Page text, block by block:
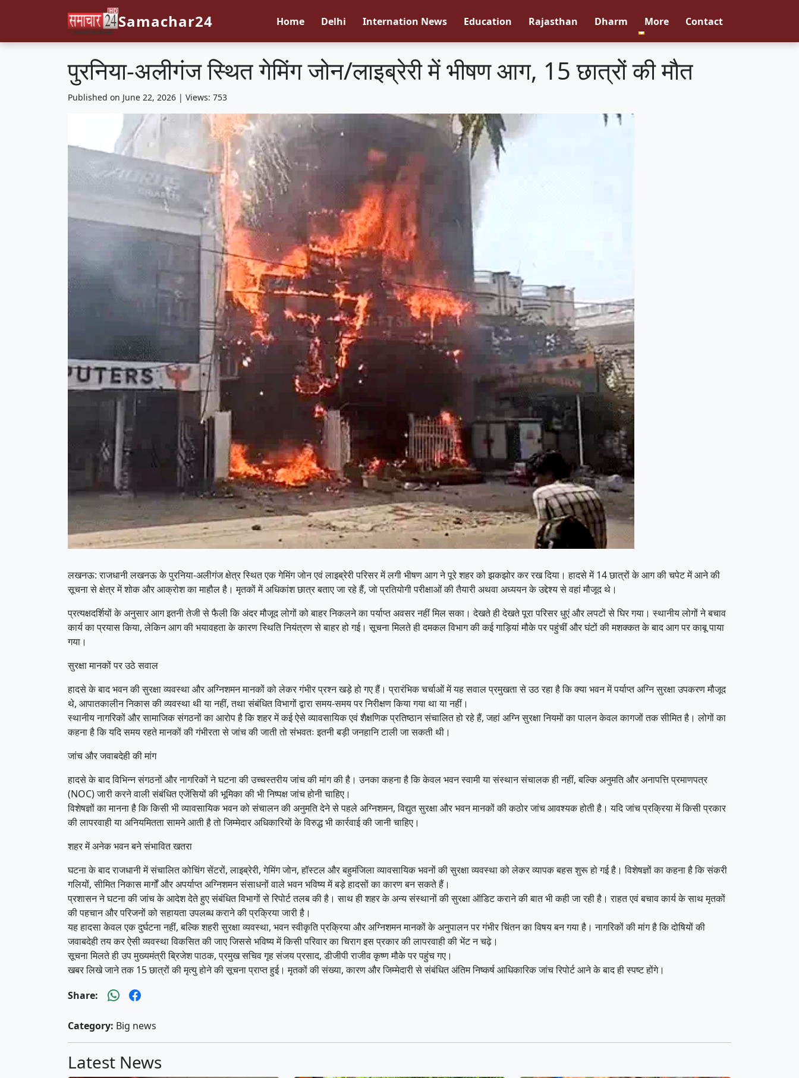
Samachar24 Home Delhi Internation News Education Rajasthan Dharm More Contact
पुरनिया-अलीगंज स्थित गेमिंग जोन/लाइब्रेरी में भीषण आग, 15 छात्रों की मौत
Published on June 22, 2026 | Views: 753
लखनऊ: राजधानी लखनऊ के पुरनिया-अलीगंज क्षेत्र स्थित एक गेमिंग जोन एवं लाइब्रेरी परिसर में लगी भीषण आग ने पूरे शहर को झकझोर कर रख दिया। हादसे में 14 छात्रों के आग की चपेट में आने की
सूचना से क्षेत्र में शोक और आक्रोश का माहौल है। मृतकों में अधिकांश छात्र बताए जा रहे हैं, जो प्रतियोगी परीक्षाओं की तैयारी अथवा अध्ययन के उद्देश्य से वहां मौजूद थे।
प्रत्यक्षदर्शियों के अनुसार आग इतनी तेजी से फैली कि अंदर मौजूद लोगों को बाहर निकलने का पर्याप्त अवसर नहीं मिल सका। देखते ही देखते पूरा परिसर धुएं और लपटों से घिर गया। स्थानीय लोगों ने बचाव
कार्य का प्रयास किया, लेकिन आग की भयावहता के कारण स्थिति नियंत्रण से बाहर हो गई। सूचना मिलते ही दमकल विभाग की कई गाड़ियां मौके पर पहुंचीं और घंटों की मशक्कत के बाद आग पर काबू पाया
गया।
सुरक्षा मानकों पर उठे सवाल
हादसे के बाद भवन की सुरक्षा व्यवस्था और अग्निशमन मानकों को लेकर गंभीर प्रश्न खड़े हो गए हैं। प्रारंभिक चर्चाओं में यह सवाल प्रमुखता से उठ रहा है कि क्या भवन में पर्याप्त अग्नि सुरक्षा उपकरण मौजूद
थे, आपातकालीन निकास की व्यवस्था थी या नहीं, तथा संबंधित विभागों द्वारा समय-समय पर निरीक्षण किया गया था या नहीं।
स्थानीय नागरिकों और सामाजिक संगठनों का आरोप है कि शहर में कई ऐसे व्यावसायिक एवं शैक्षणिक प्रतिष्ठान संचालित हो रहे हैं, जहां अग्नि सुरक्षा नियमों का पालन केवल कागजों तक सीमित है। लोगों का
कहना है कि यदि समय रहते मानकों की गंभीरता से जांच की जाती तो संभवतः इतनी बड़ी जनहानि टाली जा सकती थी।
जांच और जवाबदेही की मांग
हादसे के बाद विभिन्न संगठनों और नागरिकों ने घटना की उच्चस्तरीय जांच की मांग की है। उनका कहना है कि केवल भवन स्वामी या संस्थान संचालक ही नहीं, बल्कि अनुमति और अनापत्ति प्रमाणपत्र
(NOC) जारी करने वाली संबंधित एजेंसियों की भूमिका की भी निष्पक्ष जांच होनी चाहिए।
विशेषज्ञों का मानना है कि किसी भी व्यावसायिक भवन को संचालन की अनुमति देने से पहले अग्निशमन, विद्युत सुरक्षा और भवन मानकों की कठोर जांच आवश्यक होती है। यदि जांच प्रक्रिया में किसी प्रकार
की लापरवाही या अनियमितता सामने आती है तो जिम्मेदार अधिकारियों के विरुद्ध भी कार्रवाई की जानी चाहिए।
शहर में अनेक भवन बने संभावित खतरा
घटना के बाद राजधानी में संचालित कोचिंग सेंटरों, लाइब्रेरी, गेमिंग जोन, हॉस्टल और बहुमंजिला व्यावसायिक भवनों की सुरक्षा व्यवस्था को लेकर व्यापक बहस शुरू हो गई है। विशेषज्ञों का कहना है कि संकरी
गलियों, सीमित निकास मार्गों और अपर्याप्त अग्निशमन संसाधनों वाले भवन भविष्य में बड़े हादसों का कारण बन सकते हैं।
प्रशासन ने घटना की जांच के आदेश देते हुए संबंधित विभागों से रिपोर्ट तलब की है। साथ ही शहर के अन्य संस्थानों की सुरक्षा ऑडिट कराने की बात भी कही जा रही है। राहत एवं बचाव कार्य के साथ मृतकों
की पहचान और परिजनों को सहायता उपलब्ध कराने की प्रक्रिया जारी है।
यह हादसा केवल एक दुर्घटना नहीं, बल्कि शहरी सुरक्षा व्यवस्था, भवन स्वीकृति प्रक्रिया और अग्निशमन मानकों के अनुपालन पर गंभीर चिंतन का विषय बन गया है। नागरिकों की मांग है कि दोषियों की
जवाबदेही तय कर ऐसी व्यवस्था विकसित की जाए जिससे भविष्य में किसी परिवार का चिराग इस प्रकार की लापरवाही की भेंट न चढ़े।
सूचना मिलते ही उप मुख्यमंत्री ब्रिजेश पाठक, प्रमुख सचिव गृह संजय प्रसाद, डीजीपी राजीव कृष्ण मौके पर पहुंच गए।
खबर लिखे जाने तक 15 छात्रों की मृत्यु होने की सूचना प्राप्त हुई। मृतकों की संख्या, कारण और जिम्मेदारी से संबंधित अंतिम निष्कर्ष आधिकारिक जांच रिपोर्ट आने के बाद ही स्पष्ट होंगे।
Share:
Category: Big news
Latest News